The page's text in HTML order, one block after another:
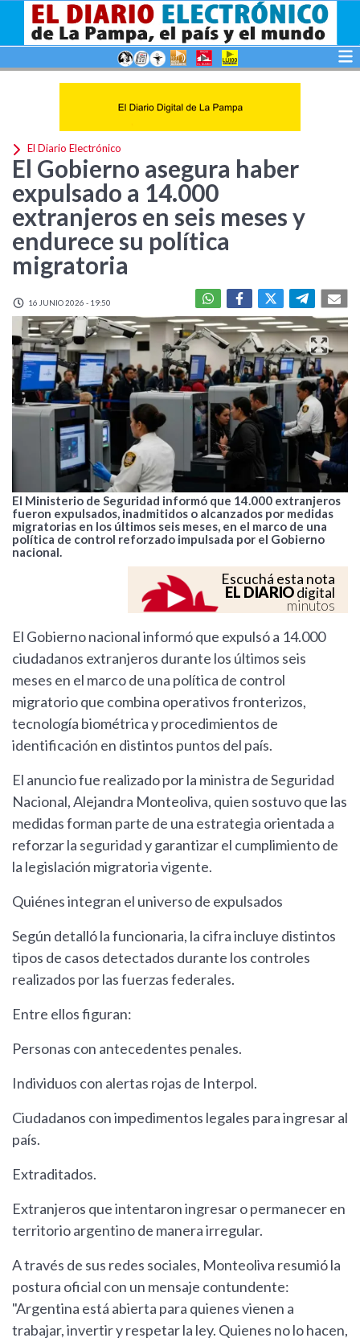
El Diario Electrónico
El Gobierno asegura haber
expulsado a 14.000
extranjeros en seis meses y
endurece su política
migratoria
16 JUNIO 2026 - 19:50
El Ministerio de Seguridad informó que 14.000 extranjeros
fueron expulsados, inadmitidos o alcanzados por medidas
migratorias en los últimos seis meses, en el marco de una
política de control reforzado impulsada por el Gobierno
nacional.
Escuchá esta nota
EL DIARIOdigital
minutos
El Gobierno nacional informó que expulsó a 14.000
ciudadanos extranjeros durante los últimos seis
meses en el marco de una política de control
migratorio que combina operativos fronterizos,
tecnología biométrica y procedimientos de
identificación en distintos puntos del país.
El anuncio fue realizado por la ministra de Seguridad
Nacional, Alejandra Monteoliva, quien sostuvo que las
medidas forman parte de una estrategia orientada a
reforzar la seguridad y garantizar el cumplimiento de
la legislación migratoria vigente.
Quiénes integran el universo de expulsados
Según detalló la funcionaria, la cifra incluye distintos
tipos de casos detectados durante los controles
realizados por las fuerzas federales.
Entre ellos figuran:
Personas con antecedentes penales.
Individuos con alertas rojas de Interpol.
Ciudadanos con impedimentos legales para ingresar al
país.
Extraditados.
Extranjeros que intentaron ingresar o permanecer en
territorio argentino de manera irregular.
A través de sus redes sociales, Monteoliva resumió la
postura oficial con un mensaje contundente:
"Argentina está abierta para quienes vienen a
trabajar, invertir y respetar la ley. Quienes no lo hacen,